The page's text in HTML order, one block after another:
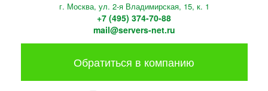
г. Москва, ул. 2-я Владимирская, 15, к. 1
+7 (495) 374-70-88
mail@servers-net.ru
Обратиться в компанию